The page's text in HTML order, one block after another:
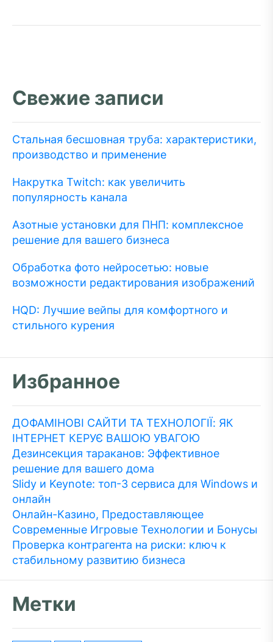
Свежие записи
Стальная бесшовная труба: характеристики,
производство и применение
Накрутка Twitch: как увеличить
популярность канала
Азотные установки для ПНП: комплексное
решение для вашего бизнеса
Обработка фото нейросетью: новые
возможности редактирования изображений
HQD: Лучшие вейпы для комфортного и
стильного курения
Избранное
ДОФАМІНОВІ САЙТИ ТА ТЕХНОЛОГІЇ: ЯК
ІНТЕРНЕТ КЕРУЄ ВАШОЮ УВАГОЮ
Дезинсекция тараканов: Эффективное
решение для вашего дома
Slidy и Keynote: топ-3 сервиса для Windows и
онлайн
Онлайн-Казино, Предоставляющее
Современные Игровые Технологии и Бонусы
Проверка контрагента на риски: ключ к
стабильному развитию бизнеса
Метки